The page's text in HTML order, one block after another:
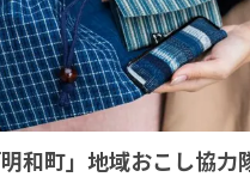
和町」地域おこし協力